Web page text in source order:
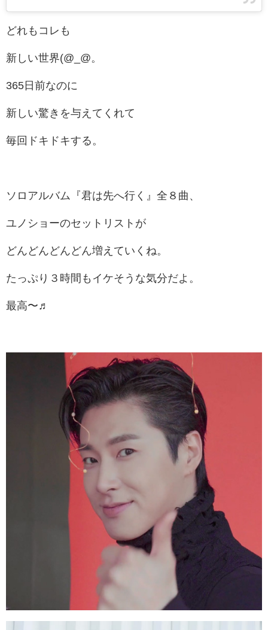
どれもコレも
新しい世界(@_@。
365日前なのに
新しい驚きを与えてくれて
毎回ドキドキする。
ソロアルバム『君は先へ行く』全８曲、
ユノショーのセットリストが
どんどんどんどん増えていくね。
たっぷり３時間もイケそうな気分だよ。
最高〜♬